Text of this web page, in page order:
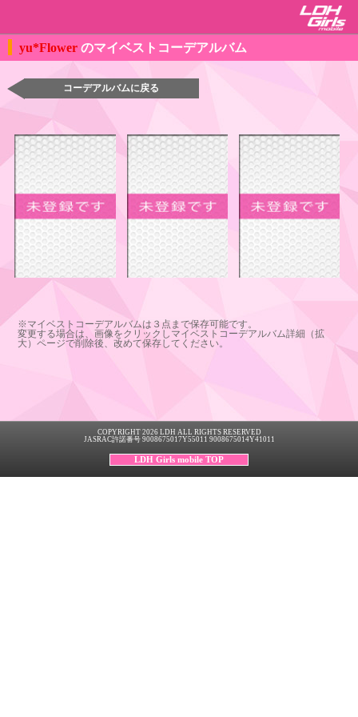
yu*Flower のマイベストコーデアルバム
コーデアルバムに戻る
※マイベストコーデアルバムは３点まで保存可能です。
変更する場合は、画像をクリックしマイベストコーデアルバム詳細（拡
大）ページで削除後、改めて保存してください。
COPYRIGHT 2026 LDH ALL RIGHTS RESERVED
JASRAC許諾番号 9008675017Y55011 9008675014Y41011
LDH Girls mobile TOP